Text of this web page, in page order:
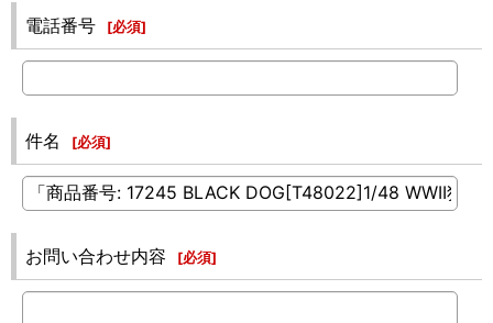
電話番号 [必須]
件名 [必須]
お問い合わせ内容 [必須]